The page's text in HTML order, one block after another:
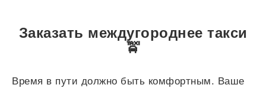
Заказать междугороднее такси
🚖
Время в пути должно быть комфортным. Ваше